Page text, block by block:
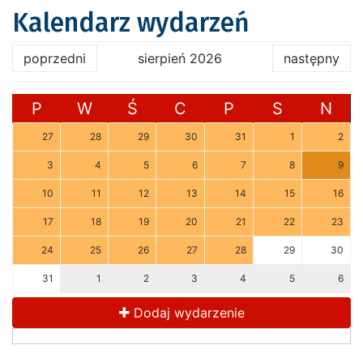
Kalendarz wydarzeń
poprzedni sierpień 2026 następny
P W Ś C P S N
27 28 29 30 31 1 2
3 4 5 6 7 8 9
10 11 12 13 14 15 16
17 18 19 20 21 22 23
24 25 26 27 28 29 30
31 1 2 3 4 5 6
Dodaj wydarzenie